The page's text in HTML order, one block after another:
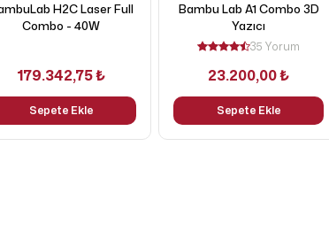
H2C Laser Full
Combo - 40W
179.342,75 ₺
Sepete Ekle
Bambu Lab A1 Combo 3D
Yazıcı
35 Yorum
23.200,00 ₺
Sepete Ekle